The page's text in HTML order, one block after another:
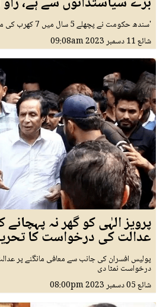
'سندھ حکومت نے پچھلے 5 سال میں 7 کھرب کی منی لانڈرنگ کی'۔
شائع11 دسمبر 2023 09:08am
پرویز الہٰی کو گھر نہ
عدالت کی درخواست کا
پولیس افسران کی جانب سے معافی مانگنے پر
درخواست نمٹا دی
شائع05 دسمبر 2023 08:00pm